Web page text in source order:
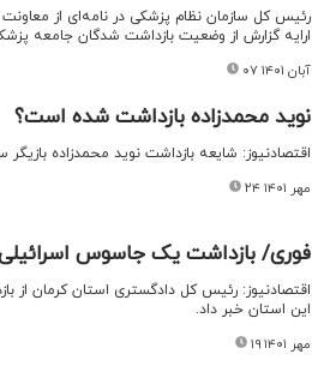
رئیس کل سازمان نظام پزشکی در نامه‌ای از
ارایه گزارش از وضعیت بازداشت شدگان جامعه
۰۷ آبان ۱۴۰۱
نوید محمدزاده بازداشت شده است؟
اقتصادنیوز: شایعه بازداشت نوید محمدزاده
۲۴ مهر ۱۴۰۱
فوری/ بازداشت یک جاسوس
اقتصادنیوز: رئیس کل دادگستری استان کرمان از
این استان خبر داد.
۱۹ مهر ۱۴۰۱